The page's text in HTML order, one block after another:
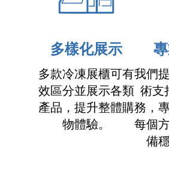
多樣化展示
多款冷凍展櫃可有
效區分並展示各類
產品，提升整體購
物體驗。
我們
術支
務，
每個
備